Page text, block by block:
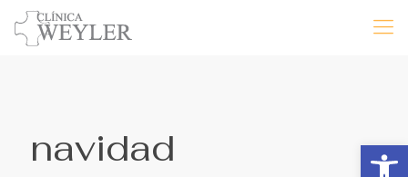
Abrir
navidad